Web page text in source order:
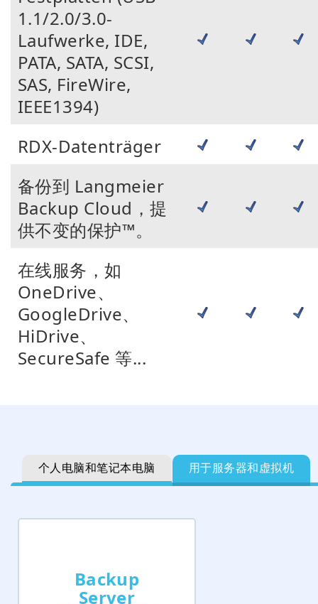
1.1/2.0/3.0-
Laufwerke, IDE,
PATA, SATA, SCSI,
SAS, FireWire,
IEEE1394)
RDX-Datenträger
备份到 Langmeier
Backup Cloud，提
供不变的保护™。
在线服务，如
OneDrive、
GoogleDrive、
HiDrive、
SecureSafe 等...
个人电脑和笔记本电脑 用于服务器和虚拟机
Backup
Server